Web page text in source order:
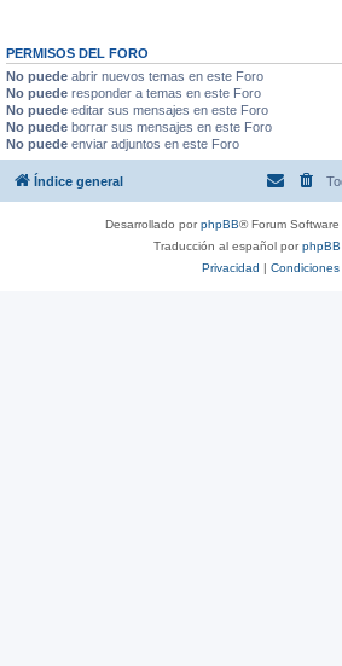
PERMISOS DEL FORO
No puede abrir nuevos temas en este Foro
No puede responder a temas en este Foro
No puede editar sus mensajes en este Foro
No puede borrar sus mensajes en este Foro
No puede enviar adjuntos en este Foro
Índice general
Desarrollado porphpBB® Forum
Traducción al español por
Privacidad | Condiciones